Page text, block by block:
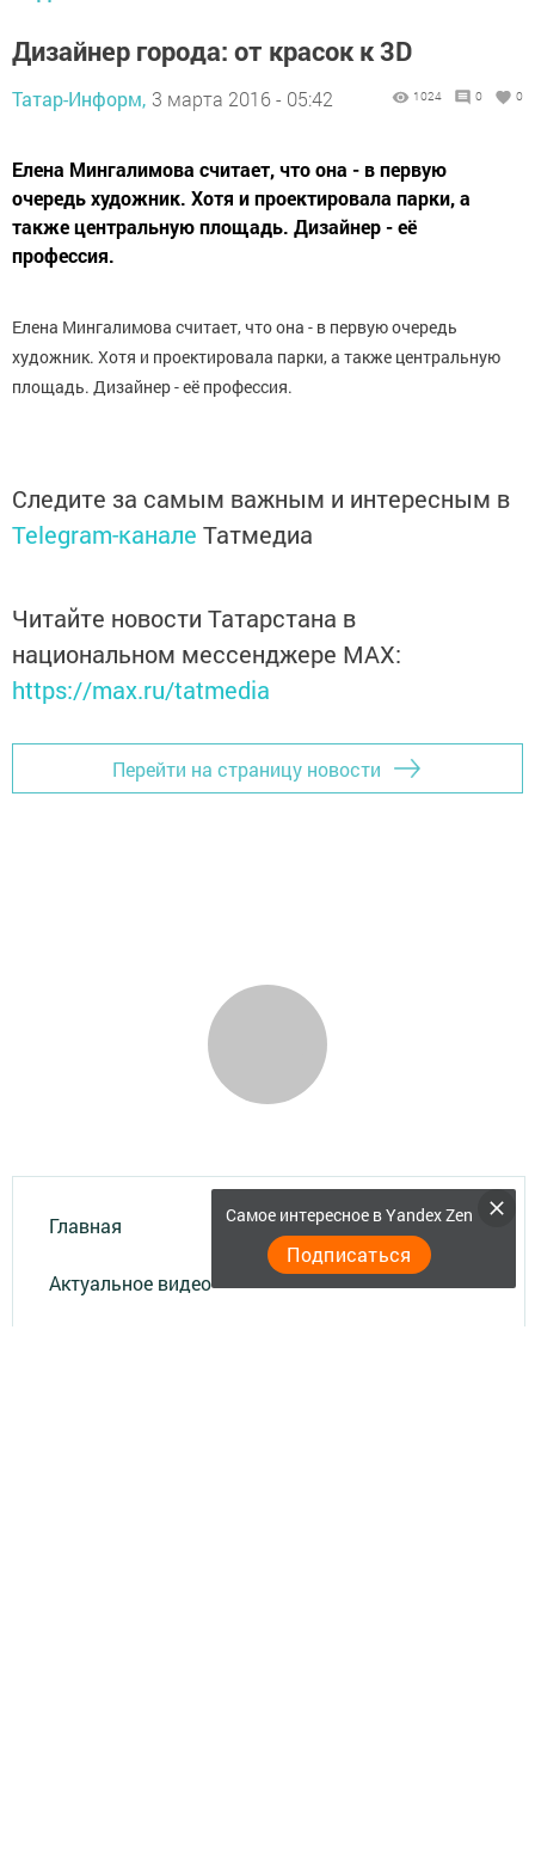
Дизайнер города: от красок к 3D
Татар-Информ, 3 марта 2016 - 05:42 1024 0 0
Елена Мингалимова считает, что она - в первую
очередь художник. Хотя и проектировала парки, а
также центральную площадь. Дизайнер - её
профессия.
Елена Мингалимова считает, что она - в первую очередь
художник. Хотя и проектировала парки, а также центральную
площадь. Дизайнер - её профессия.
Следите за самым важным и интересным в
Telegram-канале Татмедиа
Читайте новости Татарстана в
национальном мессенджере MАХ:
https://max.ru/tatmedia
Перейти на страницу новости
Главная
Актуальное видео
Самое интересное в Yandex Zen
Подписаться